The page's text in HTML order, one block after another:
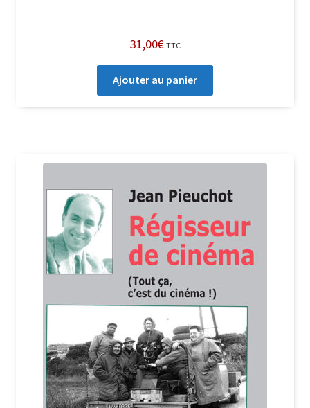
31,00€ TTC
Ajouter au panier